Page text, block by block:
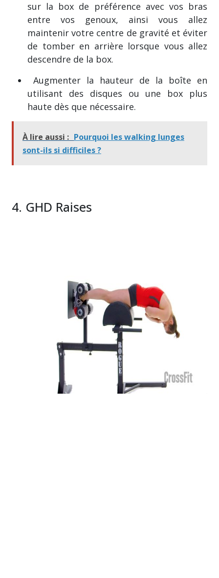
sur la box de préférence avec vos bras
entre vos genoux, ainsi vous allez
maintenir votre centre de gravité et éviter
de tomber en arrière lorsque vous allez
descendre de la box.
Augmenter la hauteur de la boîte en
utilisant des disques ou une box plus
haute dès que nécessaire.
À lire aussi : Pourquoi les walking lunges
sont-ils si difficiles ?
4. GHD Raises